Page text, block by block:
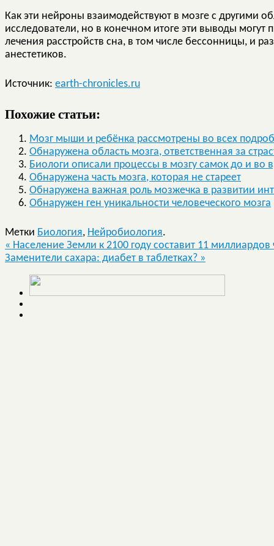
Как эти нейроны взаимодействуют в мозге с другими
исследователи, но в конечном итоге эти выводы могут
лечения расстройств сна, в том числе бессонницы, и
анестетиков.
Источник: earth-chronicles.ru
Похожие статьи:
Мозг мыши и ребёнка рассмотрены во всех
Обнаружена область мозга, ответственная за
Биологи описали процессы в мозгу самок до и во
Обнаружена часть мозга, которая не стареет
Обнаружена важная роль мозжечка в развитии
Обнаружен ген уникальности человеческого мозга
Метки Биология, Нейробиология.
« Население Земли к 2100 году составит 11 миллиардов
Заменители сахара: диабет в таблетках? »